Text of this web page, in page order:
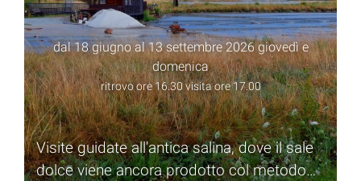
dal 18 giugno al 13 settembre 2026 giovedì e
domenica
ritrovo ore 16.30 visita ore 17.00
Visite guidate all'antica salina, dove il sale
dolce viene ancora prodotto col metodo